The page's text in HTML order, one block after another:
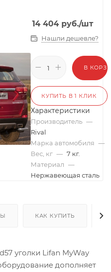
14 404 руб./шт
Нашли дешевле?
В
КУПИТЬ В 1 КЛИК
Характеристики
Производитель —
Rival
Марка автомобиля —
Вес, кг — 7 кг.
Материал —
Нержавеющая сталь
КАК КУПИТЬ
уголки Lifan MyWay
дополняет